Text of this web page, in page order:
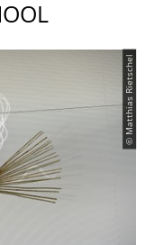
© Matthias Rietschel